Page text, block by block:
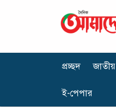
প্রচ্ছদ জাতীয়
ই-পেপার